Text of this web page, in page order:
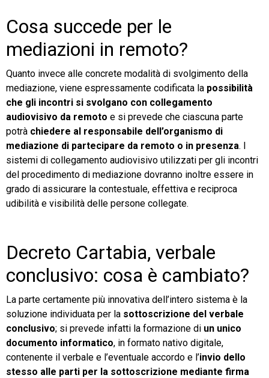
Cosa succede per le
mediazioni in remoto?
Quanto invece alle concrete modalità di svolgimento della
mediazione, viene espressamente codificata la possibilità
che gli incontri si svolgano con collegamento
audiovisivo da remoto e si prevede che ciascuna parte
potrà chiedere al responsabile dell’organismo di
mediazione di partecipare da remoto o in presenza. I
sistemi di collegamento audiovisivo utilizzati per gli incontri
del procedimento di mediazione dovranno inoltre essere in
grado di assicurare la contestuale, effettiva e reciproca
udibilità e visibilità delle persone collegate.
Decreto Cartabia, verbale
conclusivo: cosa è cambiato?
La parte certamente più innovativa dell’intero sistema è la
soluzione individuata per la sottoscrizione del verbale
conclusivo; si prevede infatti la formazione di un unico
documento informatico, in formato nativo digitale,
contenente il verbale e l’eventuale accordo e l’invio dello
stesso alle parti per la sottoscrizione mediante firma